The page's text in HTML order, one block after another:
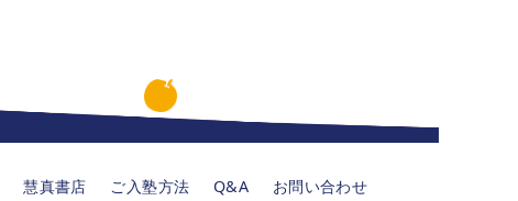
慧真書店 ご入塾方法 Q&A お問い合わせ